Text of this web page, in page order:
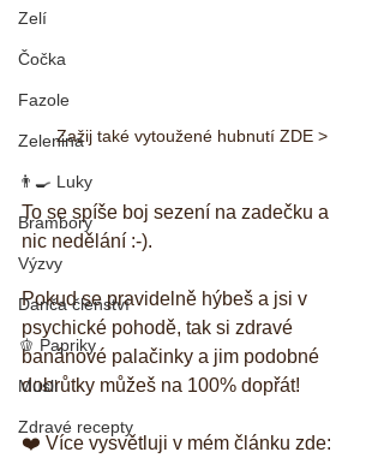
Zelí
Čočka
Fazole
Zelenina
👨‍🍳 Luky
Brambory
Výzvy
Danča členství
🫑 Papriky
Müsli
Zdravé recepty
Zažij také vytoužené hubnutí ZDE >
To se spíše boj sezení na zadečku a
nic nedělání :-).
Pokud se pravidelně hýbeš a jsi v
psychické pohodě, tak si zdravé
banánové palačinky a jim podobné
dobrůtky můžeš na 100% dopřát!
❤️ Více vysvětluji v mém článku zde: